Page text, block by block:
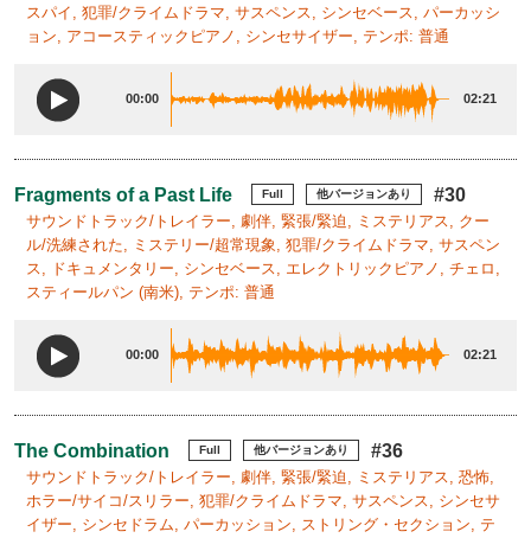
スパイ, 犯罪/クライムドラマ, サスペンス, シンセベース, パーカッシ
ョン, アコースティックピアノ, シンセサイザー, テンポ: 普通
00:00 02:21
Fragments of a Past Life Full 他バージョンあり #30
サウンドトラック/トレイラー, 劇伴, 緊張/緊迫, ミステリアス, クー
ル/洗練された, ミステリー/超常現象, 犯罪/クライムドラマ, サスペン
ス, ドキュメンタリー, シンセベース, エレクトリックピアノ, チェロ,
スティールパン (南米), テンポ: 普通
00:00 02:21
The Combination Full 他バージョンあり #36
サウンドトラック/トレイラー, 劇伴, 緊張/緊迫, ミステリアス, 恐怖,
ホラー/サイコ/スリラー, 犯罪/クライムドラマ, サスペンス, シンセサ
イザー, シンセドラム, パーカッション, ストリング・セクション, テ